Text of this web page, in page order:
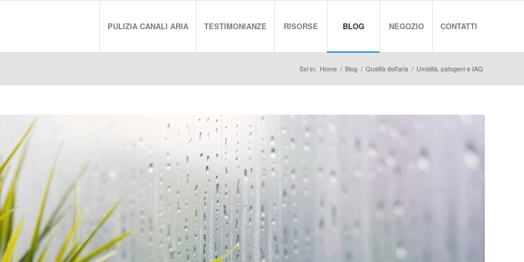
PULIZIA CANALI ARIA TESTIMONIANZE RISORSE BLOG NEGOZIO CONTATTI
Sei in: Home / Blog / Qualità dell'aria / Umidità, patogeni e IAQ